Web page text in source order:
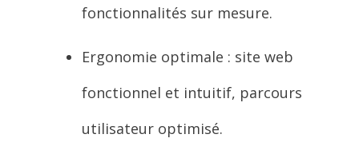
fonctionnalités sur mesure.
Ergonomie optimale : site web
fonctionnel et intuitif, parcours
utilisateur optimisé.